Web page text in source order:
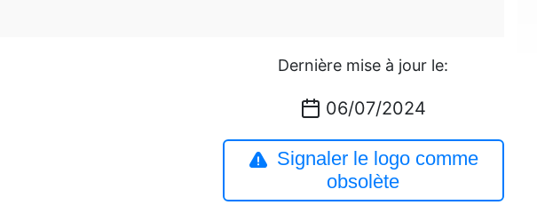
Dernière mise à jour le:
06/07/2024
Signaler le logo comme
obsolète